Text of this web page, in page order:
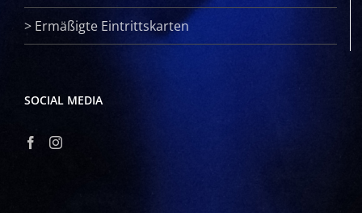
> Ermäßigte Eintrittskarten
SOCIAL MEDIA